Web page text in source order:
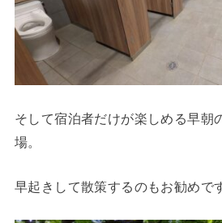
そして宿泊者だけが楽しめる早朝
場。
早起きして散策するのもお勧めで